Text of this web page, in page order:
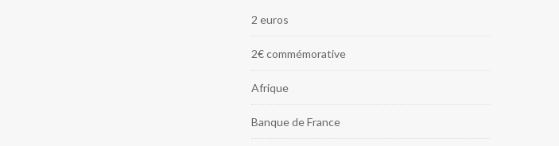
2 euros
2€ commémorative
Afrique
Banque de France